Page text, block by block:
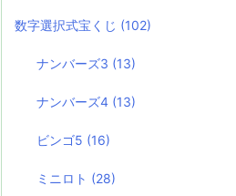
数字選択式宝くじ (102)
ナンバーズ3 (13)
ナンバーズ4 (13)
ビンゴ5 (16)
ミニロト (28)